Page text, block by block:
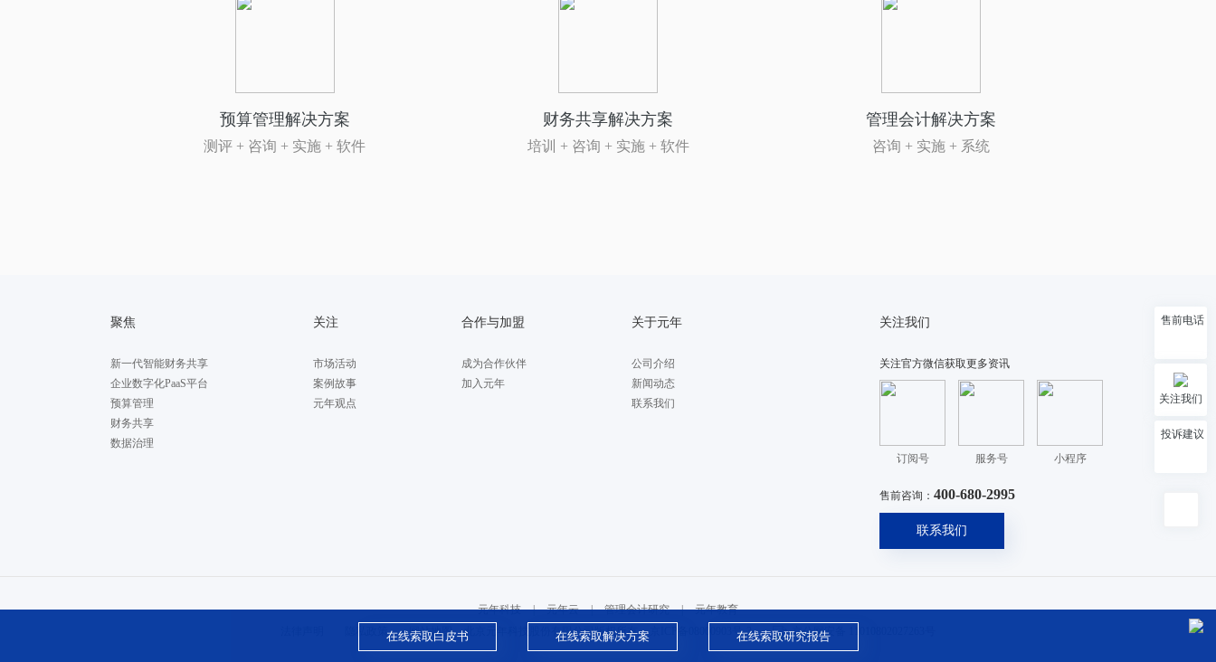
预算管理解决方案
测评 + 咨询 + 实施 + 软件
财务共享解决方案
培训 + 咨询 + 实施 + 软件
管理会计解决方案
咨询 + 实施 + 系统
售前电话
关注我们
投诉建议
在线索取白皮书 在线索取解决方案 在线索取研究报告
聚焦
新一代智能财务共享
企业数字化PaaS平台
预算管理
财务共享
数据治理
关注
市场活动
案例故事
元年观点
合作与加盟
成为合作伙伴
加入元年
关于元年
公司介绍
新闻动态
联系我们
关注我们
关注官方微信获取更多资讯
订阅号 服务号 小程序
售前咨询： 400-680-2995
联系我们
元年科技 | 元年云 | 管理会计研究 |
元年教育
隐私政策 网站地图 北京元年科技股份有限公司版权所有 京ICP备08000903号-3 京公网安备 11010802027263号